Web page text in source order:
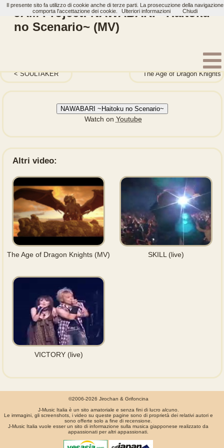
JAM Project: NAWABARI ~Haitoku
no Scenario~ (MV)
SOULTAKER The Age of Dragon Knights
NAWABARI ~Haitoku no Scenario~
Watch on Youtube
Altri video:
The Age of Dragon Knights (MV) SKILL (live)
VICTORY (live)
©2006-2026 Jirochan & Grifoncina
J-Music Italia è un sito amatoriale e senza fini di lucro alcuno.
Le immagini, gli screenshots, i video su queste pagine sono di proprietà dei relativi autori e
sono offerte solo a fine di recensione.
J-Music Italia vuole esser un sito di informazione sulla musica giapponese realizzato da
appassionati per altri appassionati.
Il presente sito fa utilizzo di cookie anche di terze parti. La prosecuzione della navigazione
comporta l'accettazione dei cookie.
Ulteriori informazioni Chiudi